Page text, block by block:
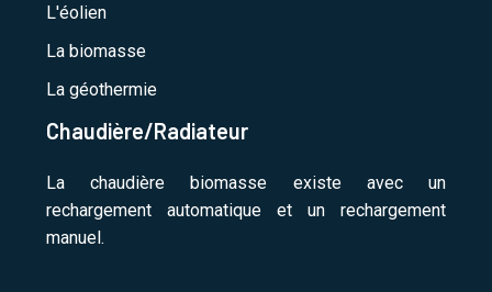
L'éolien
La biomasse
La géothermie
Chaudière/Radiateur
La chaudière biomasse existe avec un
rechargement automatique et un rechargement
manuel.